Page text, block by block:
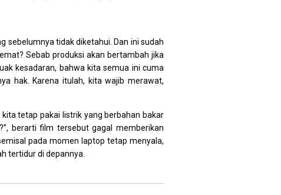
sebelumnya tidak diketahui. Dan ini sudah
Sebab produksi akan bertambah jika
kesadaran, bahwa kita semua ini cuma
hak. Karena itulah, kita wajib merawat,
tetap pakai listrik yang berbahan bakar
berarti film tersebut gagal memberikan
pada momen laptop tetap menyala,
tertidur di depannya.